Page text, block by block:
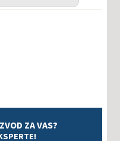
ZA VAS?